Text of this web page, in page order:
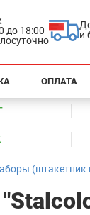
до 18:00
и
ОПЛАТА
(штакетник